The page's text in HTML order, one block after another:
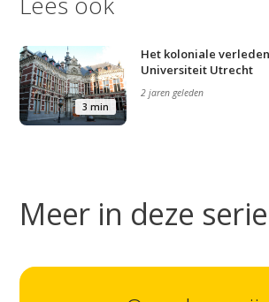
Studium Generale
Video
3 min
Het koloniale
Universiteit Utrecht
2 jaren geleden
Meer in deze serie